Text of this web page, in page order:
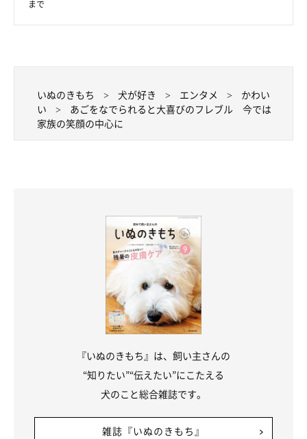
まで
いぬのきもち 犬が好き エンタメ
かわい
い
あごをなでられると大喜びのフレブル 今では
家族の笑顔の中心に
『いぬのきもち』は、飼い主さんの
“知りたい”“伝えたい”にこたえる
犬のこと総合雑誌です。
雑誌『いぬのきもち』